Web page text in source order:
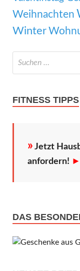
Weihnachten
Winter
FITNESS TIPPS
» Jetzt
anfordern! ►
DAS